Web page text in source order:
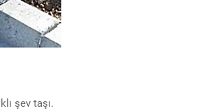
şev taşı.